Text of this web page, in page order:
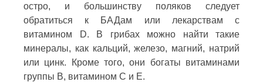
остро, и большинству поляков следует
обратиться к БАДам или лекарствам с
витамином D. В грибах можно найти такие
минералы, как кальций, железо, магний, натрий
или цинк. Кроме того, они богаты витаминами
группы В, витамином С и Е.